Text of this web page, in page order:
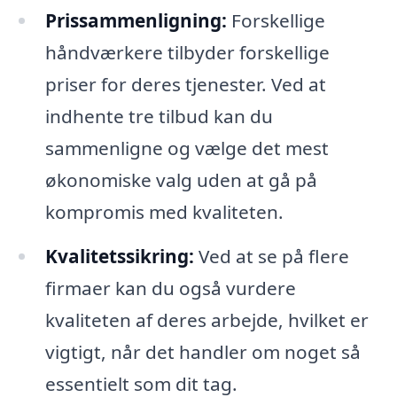
Prissammenligning: Forskellige
håndværkere tilbyder forskellige
priser for deres tjenester. Ved at
indhente tre tilbud kan du
sammenligne og vælge det mest
økonomiske valg uden at gå på
kompromis med kvaliteten.
Kvalitetssikring: Ved at se på flere
firmaer kan du også vurdere
kvaliteten af deres arbejde, hvilket er
vigtigt, når det handler om noget så
essentielt som dit tag.